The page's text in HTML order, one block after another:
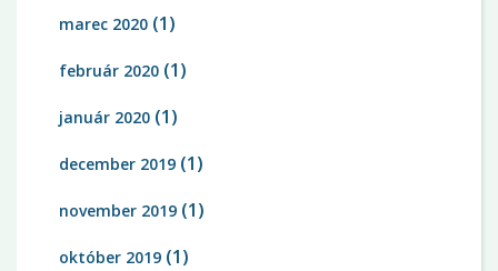
marec 2020 (1)
február 2020 (1)
január 2020 (1)
december 2019 (1)
november 2019 (1)
október 2019 (1)